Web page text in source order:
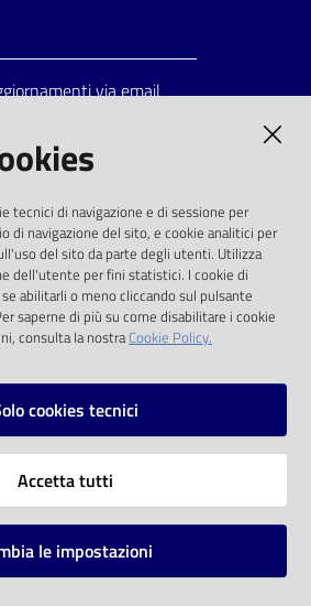
via email
dalla direttiva
CE e dal d.lgs. 36/2006
tecnici di navigazione e di sessione per
di navigazione del sito, e cookie analitici per
del sito da parte degli utenti. Utilizza
dell'utente per fini statistici. I cookie di
abilitarli o meno cliccando sul pulsante
saperne di più su come disabilitare i cookie
consulta la nostraCookie Policy.
cookies tecnici
Accetta tutti
le impostazioni